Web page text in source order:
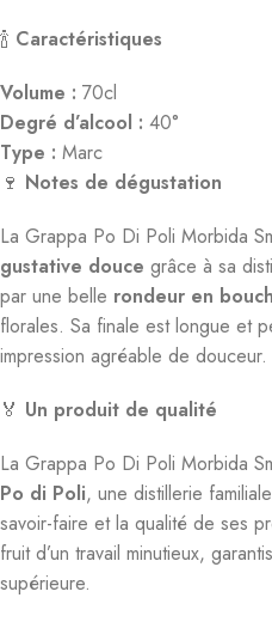
🍾 Caractéristiques
Volume : 70cl
Degré d’alcool : 40°
Type : Marc
🍷 Notes de dégustation
La Grappa Po Di Poli Morbida
gustative douce grâce à sa
par une belle rondeur en
florales. Sa finale est longue et
impression agréable de douceur.
🏅 Un produit de qualité
La Grappa Po Di Poli Morbida
Po di Poli, une distillerie
savoir-faire et la qualité de ses
fruit d’un travail minutieux,
supérieure.